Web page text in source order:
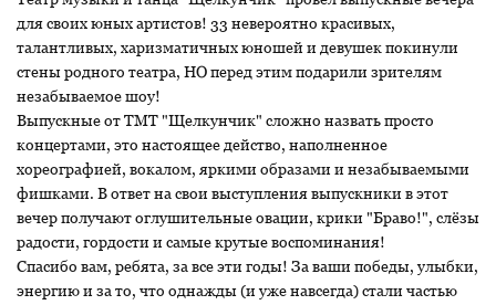
для своих юных артистов! 33 невероятно красивых,
талантливых, харизматичных юношей и девушек покинули
стены родного театра, НО перед этим подарили зрителям
незабываемое шоу!
Выпускные от ТМТ "Щелкунчик" сложно назвать просто
концертами, это настоящее действо, наполненное
хореографией, вокалом, яркими образами и незабываемыми
фишками. В ответ на свои выступления выпускники в этот
вечер получают оглушительные овации, крики "Браво!", слёзы
радости, гордости и самые крутые воспоминания!
Спасибо вам, ребята, за все эти годы! За ваши победы, улыбки,
энергию и за то, что однажды (и уже навсегда) стали частью